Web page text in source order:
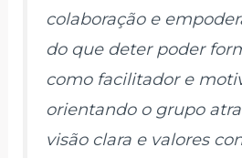
colaboração e
do que deter poder
como facilitador e
orientando o grupo
visão clara e valores